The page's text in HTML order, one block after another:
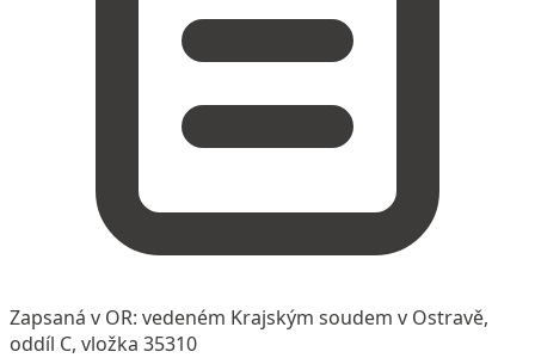
Zapsaná v OR: vedeném Krajským soudem v Ostravě,
oddíl C, vložka 35310